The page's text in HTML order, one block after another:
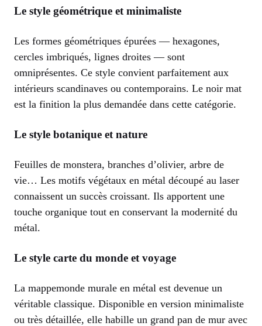
Le style géométrique et minimaliste
Les formes géométriques épurées — hexagones,
cercles imbriqués, lignes droites — sont
omniprésentes. Ce style convient parfaitement aux
intérieurs scandinaves ou contemporains. Le noir mat
est la finition la plus demandée dans cette catégorie.
Le style botanique et nature
Feuilles de monstera, branches d’olivier, arbre de
vie… Les motifs végétaux en métal découpé au laser
connaissent un succès croissant. Ils apportent une
touche organique tout en conservant la modernité du
métal.
Le style carte du monde et voyage
La mappemonde murale en métal est devenue un
véritable classique. Disponible en version minimaliste
ou très détaillée, elle habille un grand pan de mur avec